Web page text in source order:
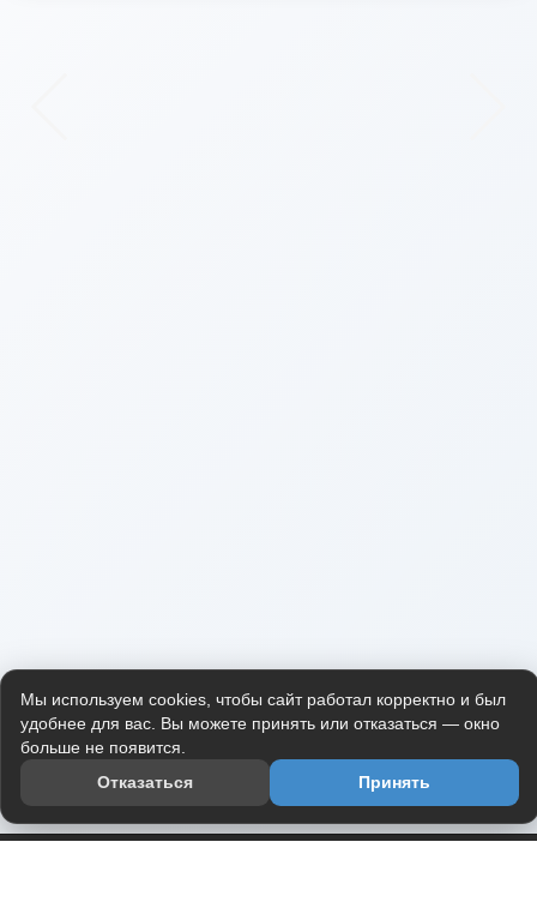
Мы используем cookies, чтобы сайт работал корректно и был
удобнее для вас. Вы можете принять или отказаться — окно
больше не появится.
Отказаться
Принять